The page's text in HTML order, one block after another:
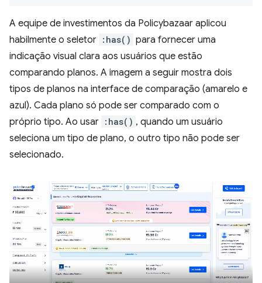
A equipe de investimentos da Policybazaar aplicou
habilmente o seletor :has() para fornecer uma
indicação visual clara aos usuários que estão
comparando planos. A imagem a seguir mostra dois
tipos de planos na interface de comparação (amarelo e
azul). Cada plano só pode ser comparado com o
próprio tipo. Ao usar :has() , quando um usuário
seleciona um tipo de plano, o outro tipo não pode ser
selecionado.